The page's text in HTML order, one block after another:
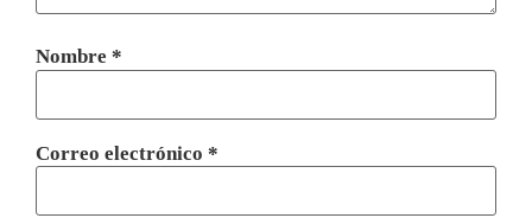
Nombre *
Correo electrónico *